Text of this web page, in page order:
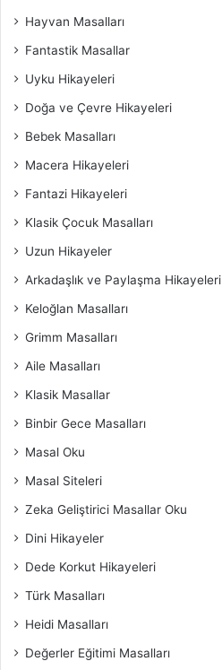
Hayvan Masalları
Fantastik Masallar
Uyku Hikayeleri
Doğa ve Çevre Hikayeleri
Bebek Masalları
Macera Hikayeleri
Fantazi Hikayeleri
Klasik Çocuk Masalları
Uzun Hikayeler
Arkadaşlık ve Paylaşma Hikayeleri
Keloğlan Masalları
Grimm Masalları
Aile Masalları
Klasik Masallar
Binbir Gece Masalları
Masal Oku
Masal Siteleri
Zeka Geliştirici Masallar Oku
Dini Hikayeler
Dede Korkut Hikayeleri
Türk Masalları
Heidi Masalları
Değerler Eğitimi Masalları